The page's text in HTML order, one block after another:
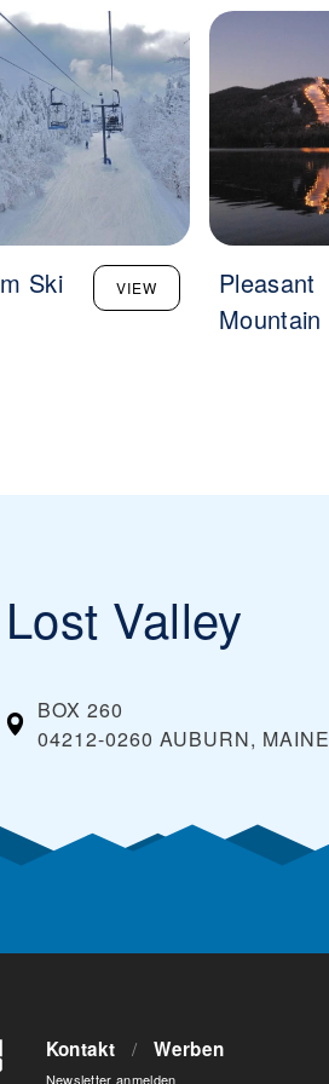
Ski
VIEW
Pleasant
Mountain
Lost Valley
BOX 260
04212-0260 AUBURN, MAINE
Kontakt / Werben
Newsletter anmelden